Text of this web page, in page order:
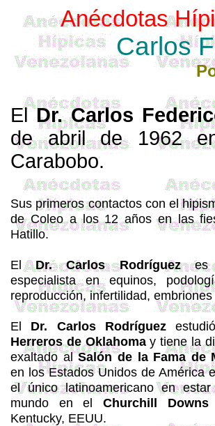
Anécdotas
Carlos
ElDr. Carlos
de abril de 1962
Carabobo.
Sus primeros contactos con el
de Coleo a los 12 años en las
Hatillo.
ElDr. Carlos Rodríguezes
especialista en equinos,
reproducción, infertilidad,
El Dr. Carlos Rodríguez
Herreros de Oklahomay tiene la
exaltado alSalón de la Fama de
en los Estados Unidos de América
el único latinoamericano en
mundo en elChurchill Downs
Kentucky, EEUU.